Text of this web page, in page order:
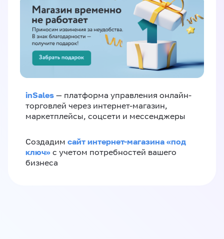
inSales — платформа управления онлайн-
торговлей через интернет-магазин,
маркетплейсы, соцсети и мессенджеры
Создадим сайт интернет-магазина «под
ключ» с учетом потребностей вашего
бизнеса